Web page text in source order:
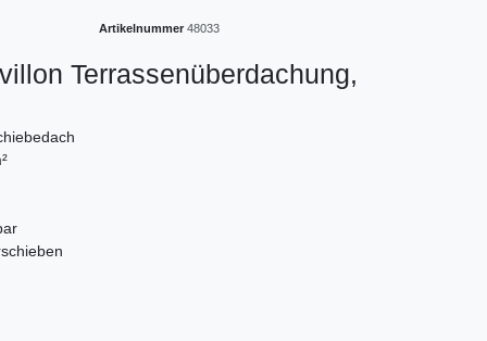
Artikelnummer 48033
Terrassenüberdachung,